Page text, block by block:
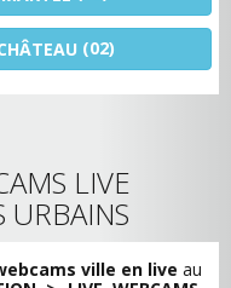
(02)
LIVE
URBAINS
ville en live au